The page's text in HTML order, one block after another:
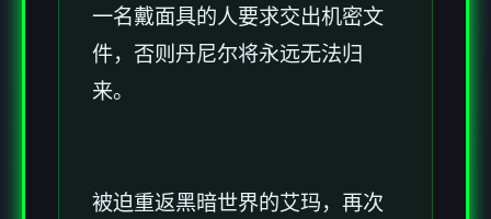
一名戴面具的人要求交出机密文
件，否则丹尼尔将永远无法归
来。
被迫重返黑暗世界的艾玛，再次